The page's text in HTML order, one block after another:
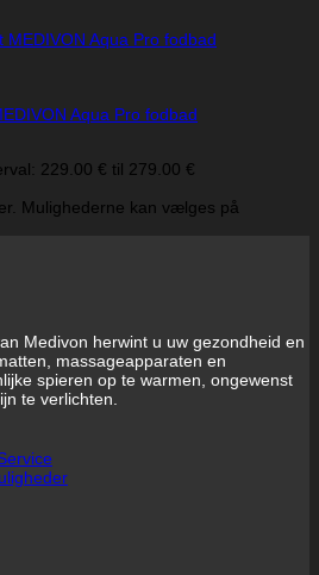
Aqua Pro fodbad
229.00 € til 279.00 €
Mulighederne kan vælges på
Medivon herwint u uw gezondheid en
massageapparaten en
spieren op te warmen, ongewenst
te verlichten.